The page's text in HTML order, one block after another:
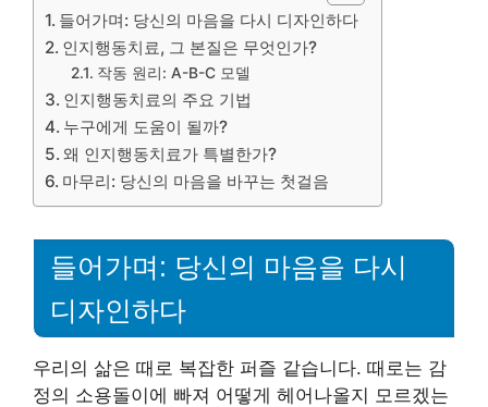
들어가며: 당신의 마음을 다시 디자인하다
인지행동치료, 그 본질은 무엇인가?
작동 원리: A-B-C 모델
인지행동치료의 주요 기법
누구에게 도움이 될까?
왜 인지행동치료가 특별한가?
마무리: 당신의 마음을 바꾸는 첫걸음
들어가며: 당신의 마음을 다시
디자인하다
우리의 삶은 때로 복잡한 퍼즐 같습니다. 때로는 감
정의 소용돌이에 빠져 어떻게 헤어나올지 모르겠는